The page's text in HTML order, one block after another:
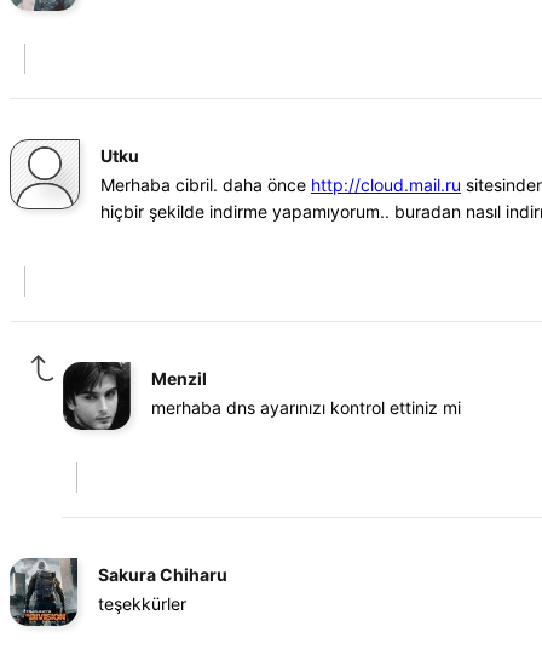
Utku
Merhaba cibril. daha önce http://cloud.mail.ru
hiçbir şekilde indirme yapamıyorum.. buradan nasıl
Menzil
merhaba dns ayarınızı kontrol ettiniz mi
Sakura Chiharu
teşekkürler